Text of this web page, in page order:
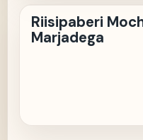
RM
Riisipaberi
Marjadega